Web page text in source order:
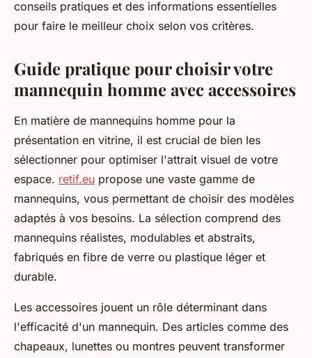
conseils pratiques et des informations essentielles
pour faire le meilleur choix selon vos critères.
Guide pratique pour choisir votre
mannequin homme avec accessoires
En matière de mannequins homme pour la
présentation en vitrine, il est crucial de bien les
sélectionner pour optimiser l'attrait visuel de votre
espace. retif.eu propose une vaste gamme de
mannequins, vous permettant de choisir des modèles
adaptés à vos besoins. La sélection comprend des
mannequins réalistes, modulables et abstraits,
fabriqués en fibre de verre ou plastique léger et
durable.
Les accessoires jouent un rôle déterminant dans
l'efficacité d'un mannequin. Des articles comme des
chapeaux, lunettes ou montres peuvent transformer